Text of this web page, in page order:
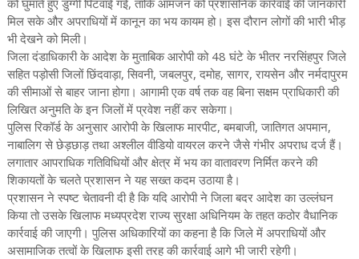
मिल सके और अपराधियों में कानून का भय कायम हो। इस दौरान लोगों की भारी भीड़
भी देखने को मिली।
जिला दंडाधिकारी के आदेश के मुताबिक आरोपी को 48 घंटे के भीतर नरसिंहपुर जिले
सहित पड़ोसी जिलों छिंदवाड़ा, सिवनी, जबलपुर, दमोह, सागर, रायसेन और नर्मदापुरम
की सीमाओं से बाहर जाना होगा। आगामी एक वर्ष तक वह बिना सक्षम प्राधिकारी की
लिखित अनुमति के इन जिलों में प्रवेश नहीं कर सकेगा।
पुलिस रिकॉर्ड के अनुसार आरोपी के खिलाफ मारपीट, बमबाजी, जातिगत अपमान,
नाबालिग से छेड़छाड़ तथा अश्लील वीडियो वायरल करने जैसे गंभीर अपराध दर्ज हैं।
लगातार आपराधिक गतिविधियों और क्षेत्र में भय का वातावरण निर्मित करने की
शिकायतों के चलते प्रशासन ने यह सख्त कदम उठाया है।
प्रशासन ने स्पष्ट चेतावनी दी है कि यदि आरोपी ने जिला बदर आदेश का उल्लंघन
किया तो उसके खिलाफ मध्यप्रदेश राज्य सुरक्षा अधिनियम के तहत कठोर वैधानिक
कार्रवाई की जाएगी। पुलिस अधिकारियों का कहना है कि जिले में अपराधियों और
असामाजिक तत्वों के खिलाफ इसी तरह की कार्रवाई आगे भी जारी रहेगी।